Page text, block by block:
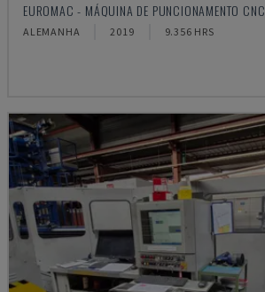
EUROMAC - MÁQUINA DE PUNCIONAMENTO CNC
ALEMANHA 2019 9.356 HRS